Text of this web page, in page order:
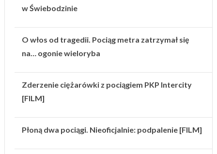
w Świebodzinie
O włos od tragedii. Pociąg metra zatrzymał się
na… ogonie wieloryba
Zderzenie ciężarówki z pociągiem PKP Intercity
[FILM]
Płoną dwa pociągi. Nieoficjalnie: podpalenie [FILM]